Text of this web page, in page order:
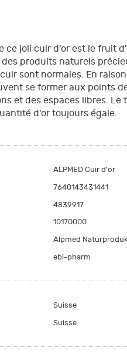
ce joli cuir d'or est le fruit
produits naturels
sont normales. En
se former aux points
et des espaces libres.
d'or toujours égale.
ALPMED Cuir d'or
7640143431441
4839917
10170000
Alpmed
ebi-pharm
Suisse
Suisse